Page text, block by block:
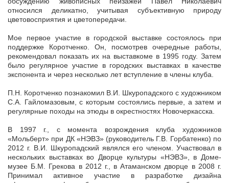
относился деликатно, учитывая субъективную природу
цветовосприятия и цветопередачи.
Мое первое участие в городской выставке состоялось при
поддержке Коротченко. Он, посмотрев очередные работы,
рекомендовал показать их на выставкоме в 1995 году. Затем
было регулярное участие в городских выставках в качестве
экспонента и через несколько лет вступление в члены клуба.
П.Н. Коротченко познакомил В.И. Шкуропадского с художником
С.А. Гайломазовым, с которым состоялись первые, а затем и
регулярные походы на этюды в окрестностях Новочеркасска.
В 1997 г., с момента возрождения клуба художников
«Мольберт» при ДК «НЭВЗ» (руководитель Г.В. Горбатенко) по
2012 г. В.И. Шкуропадский являлся его членом. Участвовал в
нескольких выставках во Дворце культуры «НЭВЗ», в Доме-
музее Б.М. Грекова в 2012 г., в Атаманском дворце в 2008 г.
Принимал активное участие в разработке дизайна